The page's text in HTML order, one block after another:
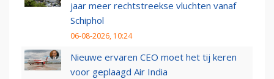
jaar meer rechtstreekse vluchten vanaf
Schiphol
06-08-2026, 10:24
Nieuwe ervaren CEO moet het tij keren
voor geplaagd Air India